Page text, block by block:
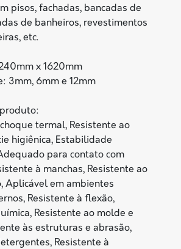
pisos, fachadas, bancadas de
de banheiros, revestimentos
etc.
x 1620mm
3mm, 6mm e 12mm
termal, Resistente ao
higiênica, Estabilidade
para contato com
à manchas, Resistente ao
Aplicável em ambientes
Resistente à flexão,
Resistente ao molde e
às estruturas e abrasão,
Resistente à